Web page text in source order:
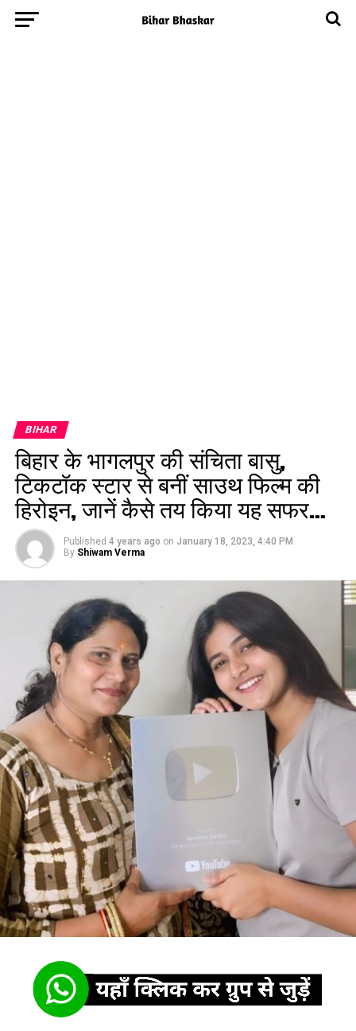
BIHAR
बिहार के भागलपुर की संचिता बासु,
टिकटॉक स्टार से बनीं साउथ फिल्म की
हिरोइन, जानें कैसे तय किया यह सफर…
Published 4 years ago on January 18, 2023, 4:40 PM
By Shiwam Verma